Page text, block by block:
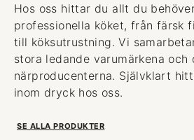
Hos oss hittar du allt du
professionella köket, från färsk
till köksutrustning. Vi
stora ledande varumärkena och
närproducenterna. Självklart
inom dryck hos oss.
SE ALLA PRODUKTER